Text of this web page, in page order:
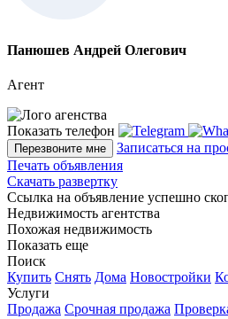
Панюшев Андрей Олегович
Агент
Показать телефон
Перезвоните мне
Записаться на
Печать объявления
Скачать развертку
Ссылка на объявление успешно
Недвижимость агентства
Похожая недвижимость
Показать еще
Поиск
Купить Снять Дома Новостройки
Услуги
Продажа Срочная продажа